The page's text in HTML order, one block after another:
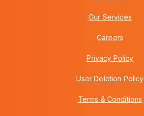
Our Services
Careers
Privacy Policy
User Deletion Policy
Terms & Conditions